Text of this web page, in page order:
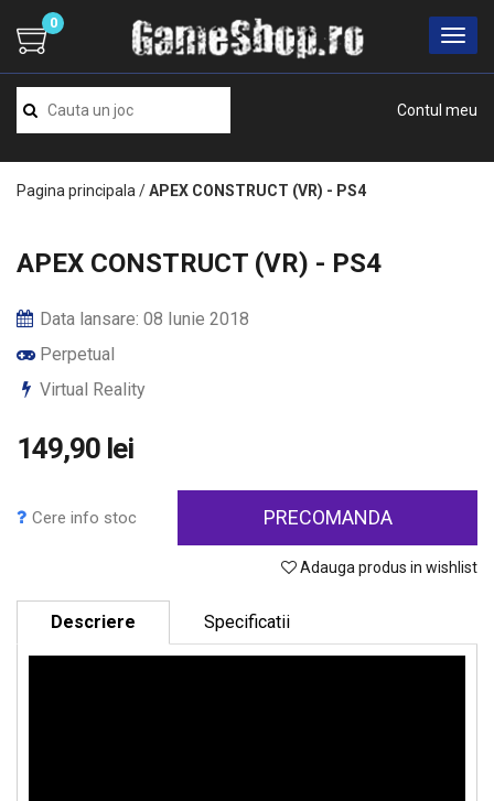
Contul meu
0
Pagina principala /APEX CONSTRUCT (VR) - PS4
APEX CONSTRUCT (VR) - PS4
Data lansare: 08 Iunie 2018
Perpetual
Virtual Reality
149,90 lei
Cere info stoc PRECOMANDA
Adauga produs in wishlist
Descriere Specificatii